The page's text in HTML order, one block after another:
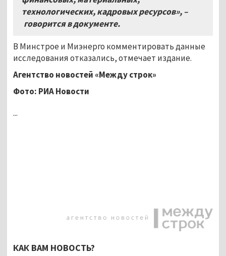
технологических, кадровых ресурсов», –
говорится в документе.
В Минстрое и Миэнерго комментировать данные
исследования отказались, отмечает издание.
Агентство новостей «Между строк»
Фото: РИА Новости
...
КАК ВАМ НОВОСТЬ?